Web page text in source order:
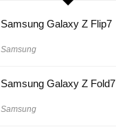
Samsung Galaxy Z Flip7
Samsung
Samsung Galaxy Z Fold7
Samsung